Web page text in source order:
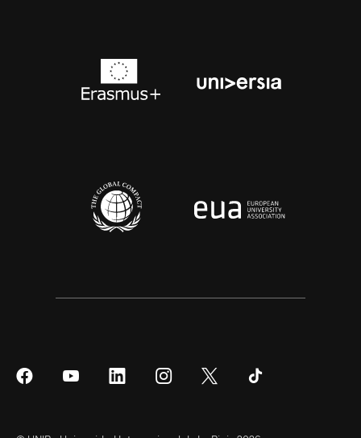
SíguenosSíguenos
SíguenosSíguenos Síguenos